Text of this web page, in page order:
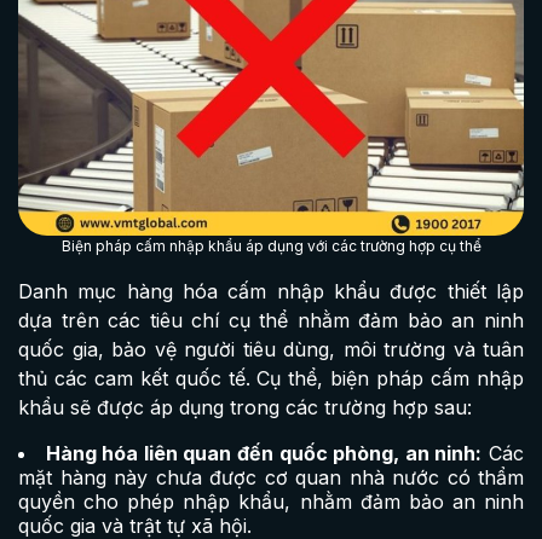
Biện pháp cấm nhập khẩu áp dụng với các trường hợp cụ thể
Danh mục hàng hóa cấm nhập khẩu được thiết lập
dựa trên các tiêu chí cụ thể nhằm đảm bảo an ninh
quốc gia, bảo vệ người tiêu dùng, môi trường và tuân
thủ các cam kết quốc tế. Cụ thể, biện pháp cấm nhập
khẩu sẽ được áp dụng trong các trường hợp sau:
Hàng hóa liên quan đến quốc phòng, an ninh: Các
mặt hàng này chưa được cơ quan nhà nước có thẩm
quyền cho phép nhập khẩu, nhằm đảm bảo an ninh
quốc gia và trật tự xã hội.